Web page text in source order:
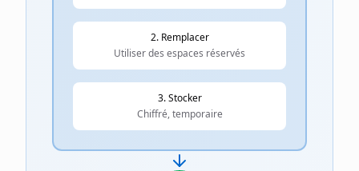
2. Remplacer
Utiliser des espaces réservés
3. Stocker
Chiffré, temporaire